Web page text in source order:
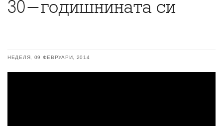
30-годишнината си
НЕДЕЛЯ, 09 ФЕВРУАРИ, 2014